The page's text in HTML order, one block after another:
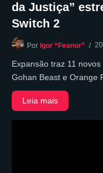
da Justiça”
Switch 2
Por Igor “Feanor”
Expansão traz 11
Gohan Beast e Orange
Leia mais